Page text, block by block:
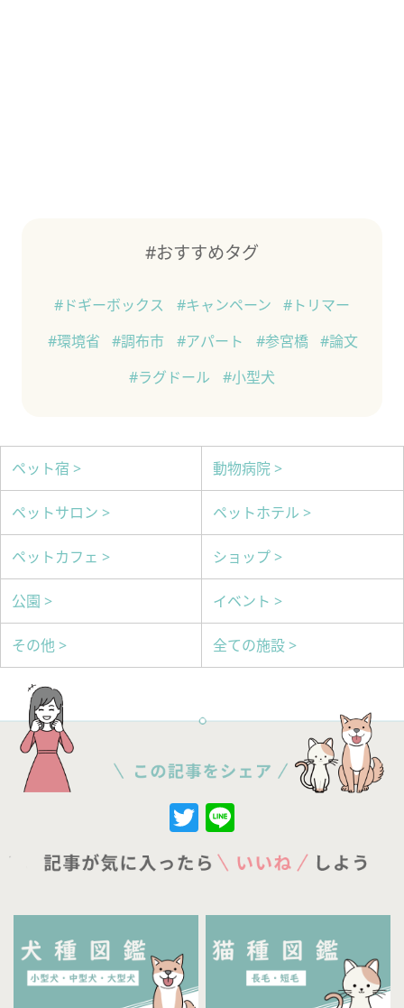
#おすすめタグ
#ドギーボックス #キャンペーン
#トリマー
#環境省
#調布市 #アパート #参宮橋 #論文
#ラグドール
#小型犬
ペット宿 > 動物病院 >
ペットサロン > ペットホテル >
ペットカフェ > ショップ >
公園 > イベント >
その他 > 全ての施設 >
Twitter